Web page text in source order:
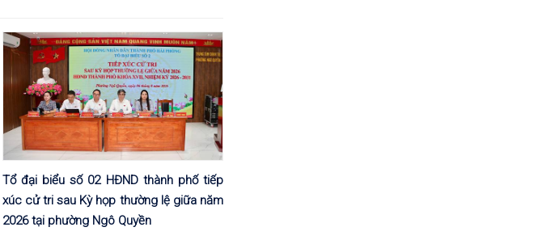
Tổ đại biểu số 02 HĐND thành phố tiếp
xúc cử tri sau Kỳ họp thường lệ giữa năm
2026 tại phường Ngô Quyền